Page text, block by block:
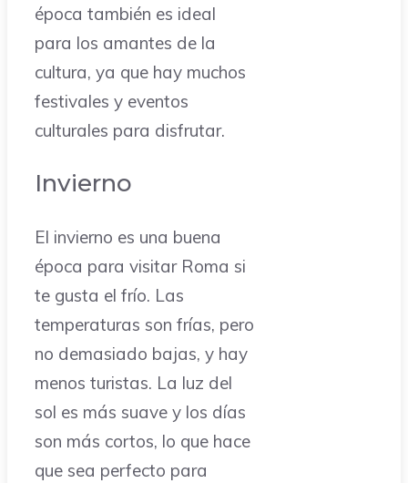
época también es ideal
para los amantes de la
cultura, ya que hay muchos
festivales y eventos
culturales para disfrutar.
Invierno
El invierno es una buena
época para visitar Roma si
te gusta el frío. Las
temperaturas son frías, pero
no demasiado bajas, y hay
menos turistas. La luz del
sol es más suave y los días
son más cortos, lo que hace
que sea perfecto para